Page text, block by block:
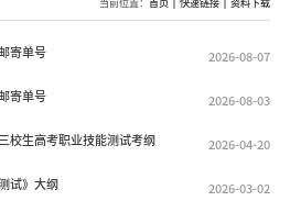
寄单号 2026-08-07
寄单号 2026-08-03
校生高考职业技能测试考纲 2026-04-20
试》大纲 2026-03-02